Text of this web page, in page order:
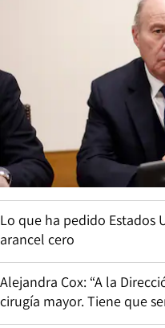
Lo que ha pedido Estados
arancel cero
Alejandra Cox: “A la
cirugía mayor. Tiene que